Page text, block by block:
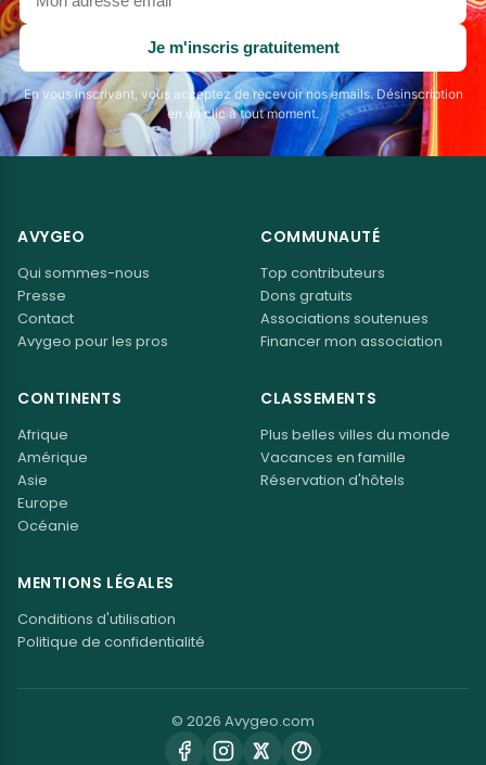
adresse
email
Je m'inscris gratuitement
En vous inscrivant, vous acceptez de recevoir nos emails. Désinscription
en un clic à tout moment.
AVYGEO
Qui sommes-nous
Presse
Contact
Avygeo pour les pros
COMMUNAUTÉ
Top contributeurs
Dons gratuits
Associations soutenues
Financer mon association
CONTINENTS
Afrique
Amérique
Asie
Europe
Océanie
CLASSEMENTS
Plus belles villes du monde
Vacances en famille
Réservation d'hôtels
MENTIONS LÉGALES
Conditions d'utilisation
Politique de confidentialité
© 2026 Avygeo.com